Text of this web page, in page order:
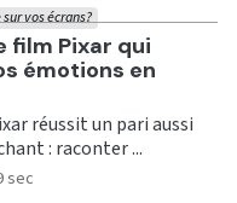
film Pixar qui
émotions en
vos écrans?
réussit un pari aussi
: raconter ...
sec